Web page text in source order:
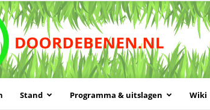
Stand Programma & uitslagen Wiki